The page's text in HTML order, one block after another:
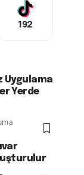
192
Uygulama
Yerde